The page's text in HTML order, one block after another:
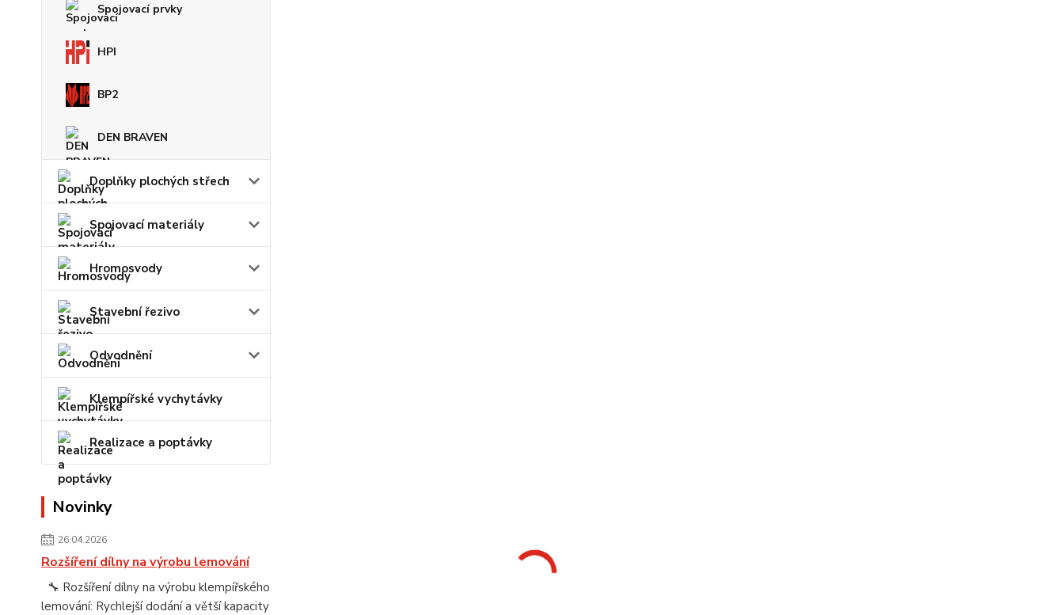
Spojovací prvky
HPI
BP2
DEN BRAVEN
Doplňky plochých střech
Spojovací materiály
Hromosvody
Stavební řezivo
Odvodnění
Klempířské vychytávky
Realizace a poptávky
Novinky
26.04.2026
Rozšíření dílny na výrobu lemování
🔧 Rozšíření dílny na výrobu klempířského
lemování: Rychlejší dodání a větší kapacity